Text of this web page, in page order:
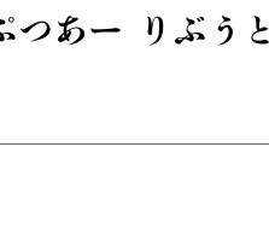
あー りぶうと